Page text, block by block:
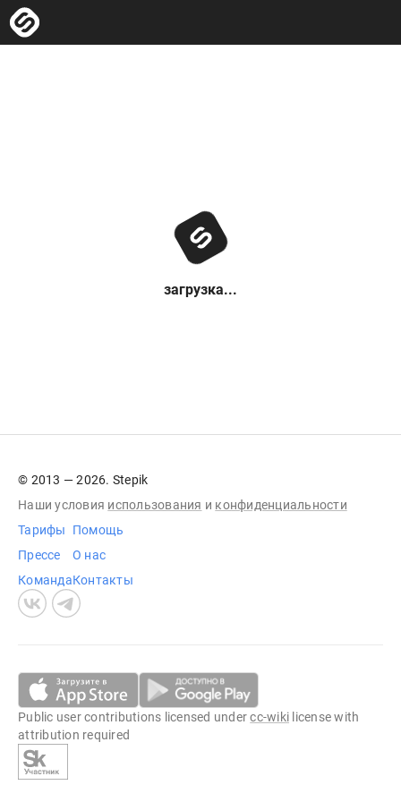
загрузка...
© 2013 — 2026. Stepik
Наши условия использования и конфиденциальности
Тарифы
Прессе
Команда
Помощь
О нас
Контакты
Public user contributions licensed undercc-wiki license with
attribution required